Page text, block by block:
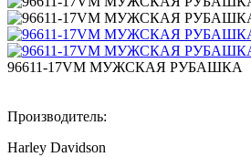
96611-17VM МУЖСКАЯ РУБАШКА
Производитель:
Harley Davidson